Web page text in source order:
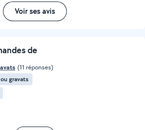
Voir ses avis
de
(11 réponses)
gravats